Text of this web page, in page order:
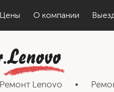
Цены О компании
Ремонт Lenovo •